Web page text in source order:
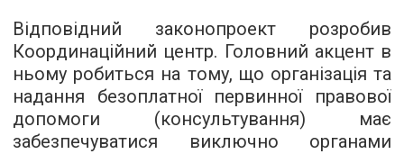
Відповідний законопроект розробив
Координаційний центр. Головний акцент в
ньому робиться на тому, що організація та
надання безоплатної первинної правової
допомоги (консультування) має
забезпечуватися виключно органами